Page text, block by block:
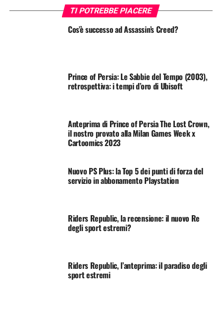
TI POTREBBE PIACERE
Cos’è successo ad Assassin’s Creed?
Prince of Persia: Le Sabbie del Tempo (2003),
retrospettiva: i tempi d’oro di Ubisoft
Anteprima di Prince of Persia The Lost Crown,
il nostro provato alla Milan Games Week x
Cartoomics 2023
Nuovo PS Plus: la Top 5 dei punti di forza del
servizio in abbonamento Playstation
Riders Republic, la recensione: il nuovo Re
degli sport estremi?
Riders Republic, l’anteprima: il paradiso degli
sport estremi